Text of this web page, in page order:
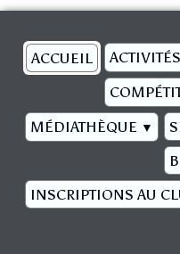
ACCUEIL ACTIVITÉS
MÉDIATHÈQUE ▼
INSCRIPTIONS AU